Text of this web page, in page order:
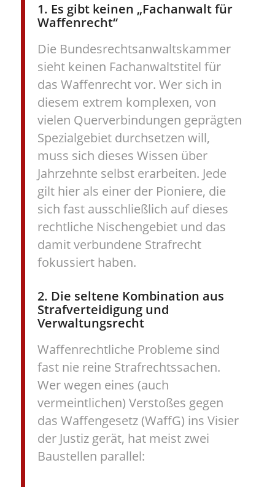
1. Es gibt keinen „Fachanwalt für
Waffenrecht“
Die Bundesrechtsanwaltskammer
sieht keinen Fachanwaltstitel für
das Waffenrecht vor. Wer sich in
diesem extrem komplexen, von
vielen Querverbindungen geprägten
Spezialgebiet durchsetzen will,
muss sich dieses Wissen über
Jahrzehnte selbst erarbeiten. Jede
gilt hier als einer der Pioniere, die
sich fast ausschließlich auf dieses
rechtliche Nischengebiet und das
damit verbundene Strafrecht
fokussiert haben.
2. Die seltene Kombination aus
Strafverteidigung und
Verwaltungsrecht
Waffenrechtliche Probleme sind
fast nie reine Strafrechtssachen.
Wer wegen eines (auch
vermeintlichen) Verstoßes gegen
das Waffengesetz (WaffG) ins Visier
der Justiz gerät, hat meist zwei
Baustellen parallel: